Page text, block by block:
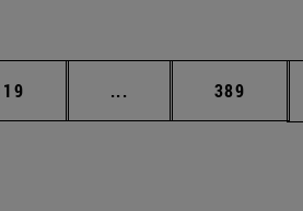
... Páginas intermedias
Página
389